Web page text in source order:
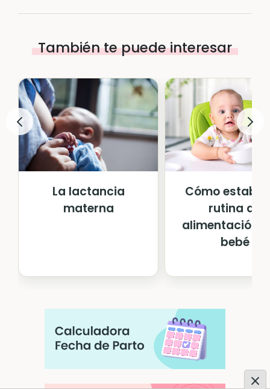
También te puede interesar
La lactancia
materna
Cómo
rutina de
alimentación
bebé